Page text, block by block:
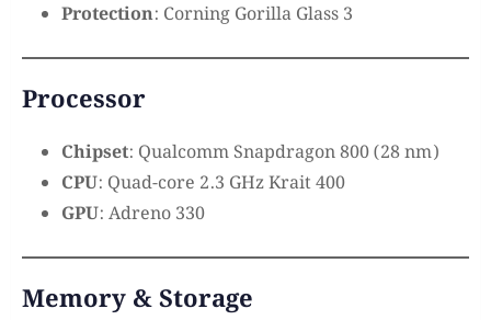
Protection: Corning Gorilla Glass 3
Processor
Chipset: Qualcomm Snapdragon 800 (28 nm)
CPU: Quad-core 2.3 GHz Krait 400
GPU: Adreno 330
Memory & Storage